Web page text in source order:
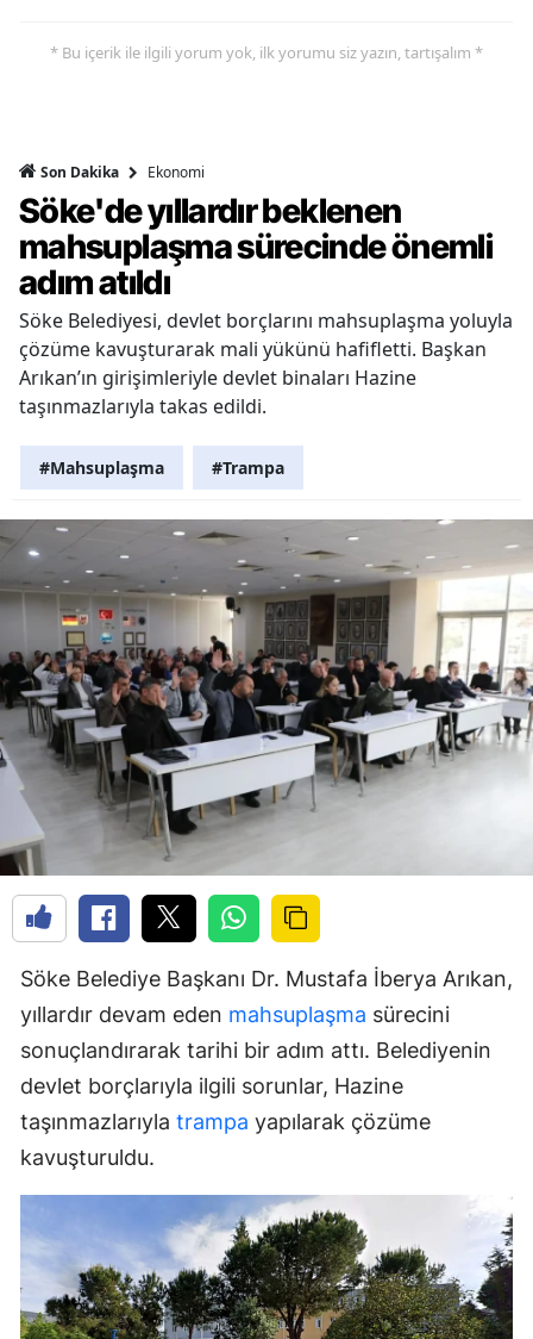
* Bu içerik ile ilgili yorum yok, ilk yorumu siz yazın, tartışalım *
Son Dakika Ekonomi
Söke'de yıllardır beklenen
mahsuplaşma sürecinde önemli
adım atıldı
Söke Belediyesi, devlet borçlarını mahsuplaşma yoluyla
çözüme kavuşturarak mali yükünü hafifletti. Başkan
Arıkan’ın girişimleriyle devlet binaları Hazine
taşınmazlarıyla takas edildi.
#Mahsuplaşma #Trampa
Söke Belediye Başkanı Dr. Mustafa İberya Arıkan,
yıllardır devam eden mahsuplaşma sürecini
sonuçlandırarak tarihi bir adım attı. Belediyenin
devlet borçlarıyla ilgili sorunlar, Hazine
taşınmazlarıyla trampa yapılarak çözüme
kavuşturuldu.